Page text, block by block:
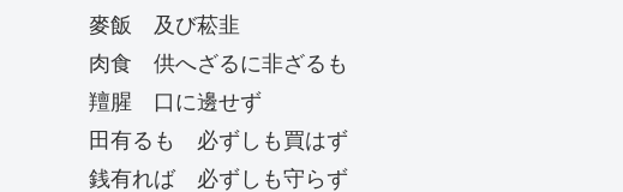
麥飯 及び菘韭
肉食 供へざるに非ざるも
羶腥 口に邊せず
田有るも 必ずしも買はず
銭有れば 必ずしも守らず